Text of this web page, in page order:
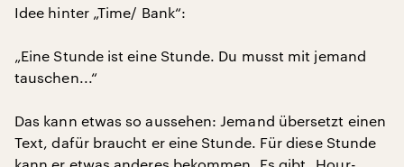
Idee hinter „Time/ Bank“:
„Eine Stunde ist eine Stunde. Du musst mit jemand
tauschen...“
Das kann etwas so aussehen: Jemand übersetzt einen
Text, dafür braucht er eine Stunde. Für diese Stunde